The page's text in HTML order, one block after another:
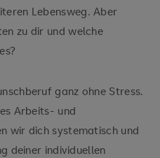
Lebensweg. Aber
zu dir und welche
ganz ohne Stress.
Arbeits- und
wir dich systematisch und
deiner individuellen